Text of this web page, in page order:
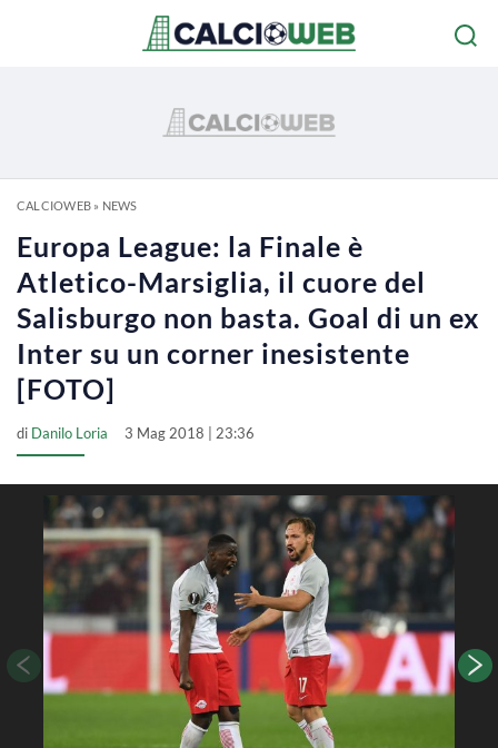
CALCIOWEB» NEWS
Europa League: la Finale è
Atletico-Marsiglia, il cuore del
Salisburgo non basta. Goal di un ex
Inter su un corner inesistente
[FOTO]
di Danilo Loria 3 Mag 2018 | 23:36